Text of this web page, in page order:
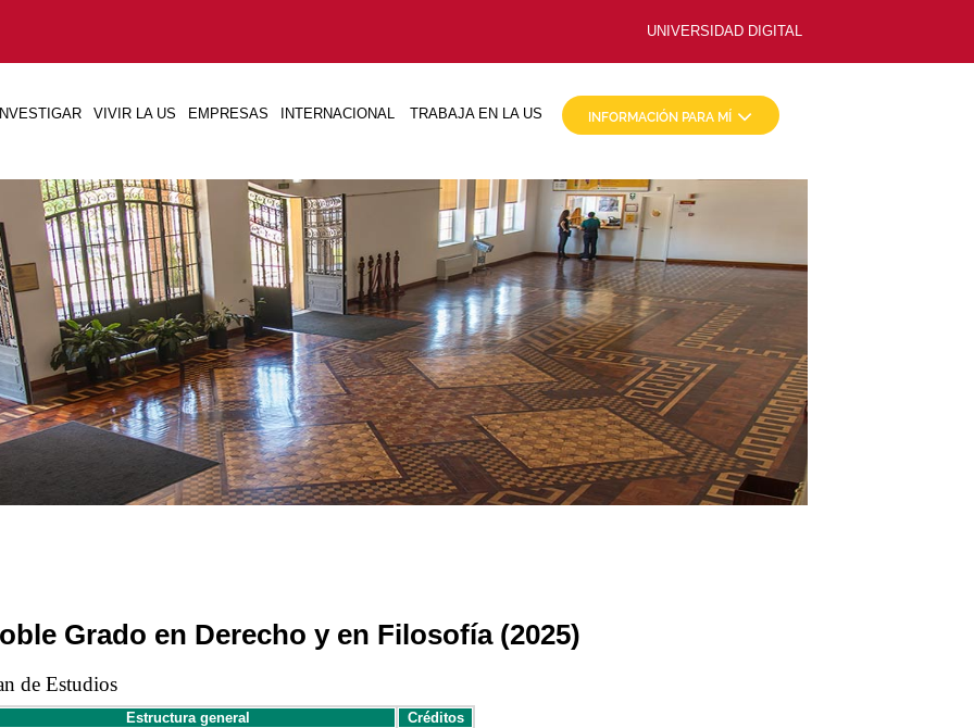
UNIVERSIDAD DIGITAL
INVESTIGAR VIVIR LA US EMPRESAS INTERNACIONAL TRABAJA EN LA US
Grado en Derecho y en Filosofía (2025)
de Estudios
Estructura general
Créditos